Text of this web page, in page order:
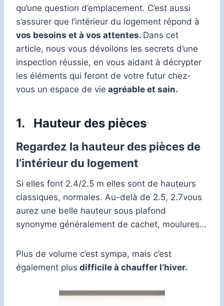
qu’une question d’emplacement. C’est aussi
s’assurer que l’intérieur du logement répond à
vos besoins et à vos attentes. Dans cet
article, nous vous dévoilons les secrets d’une
inspection réussie, en vous aidant à décrypter
les éléments qui feront de votre futur chez-
vous un espace de vie agréable et sain.
1. Hauteur des pièces
Regardez la hauteur des pièces de
l’intérieur du logement
Si elles font 2.4/2.5 m elles sont de hauteurs
classiques, normales. Au-delà de 2.5, 2.7vous
aurez une belle hauteur sous plafond
synonyme généralement de cachet, moulures…
Plus de volume c’est sympa, mais c’est
également plus difficile à chauffer l’hiver.